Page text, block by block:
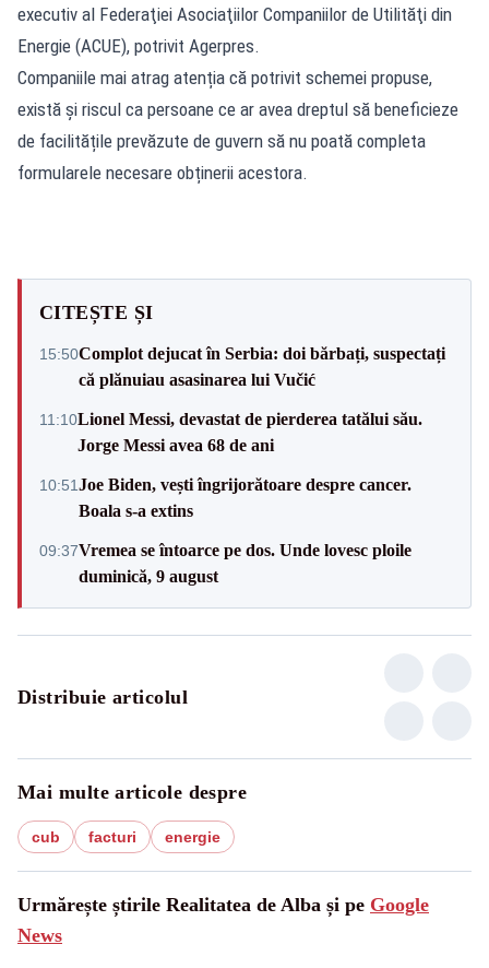
executiv al Federaţiei Asociaţiilor Companiilor de Utilităţi din
Energie (ACUE), potrivit Agerpres.
Companiile mai atrag atenția că potrivit schemei propuse,
există și riscul ca persoane ce ar avea dreptul să beneficieze
de facilitățile prevăzute de guvern să nu poată completa
formularele necesare obținerii acestora.
CITEȘTE ȘI
15:50Complot dejucat în Serbia: doi bărbați, suspectați
că plănuiau asasinarea lui Vučić
11:10Lionel Messi, devastat de pierderea tatălui său.
Jorge Messi avea 68 de ani
10:51Joe Biden, vești îngrijorătoare despre cancer.
Boala s-a extins
09:37Vremea se întoarce pe dos. Unde lovesc ploile
duminică, 9 august
Distribuie articolul
Mai multe articole despre
cub facturi energie
Urmărește știrile Realitatea de Alba și pe Google
News